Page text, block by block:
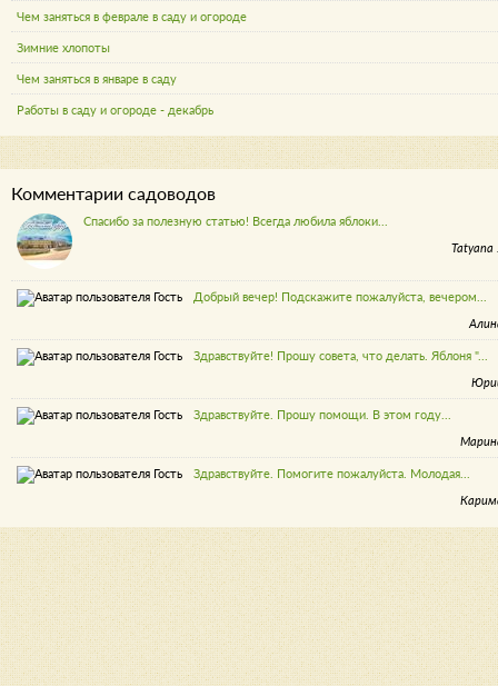
Чем заняться в феврале в саду и огороде
Зимние хлопоты
Чем заняться в январе в саду
Работы в саду и огороде - декабрь
Комментарии садоводов
Спасибо за полезную статью! Всегда любила яблоки...
Tatyana
Добрый вечер! Подскажите пожалуйста, вечером...
Здравствуйте! Прошу совета, что делать. Яблоня "...
Здравствуйте. Прошу помощи. В этом году...
Здравствуйте. Помогите пожалуйста. Молодая...